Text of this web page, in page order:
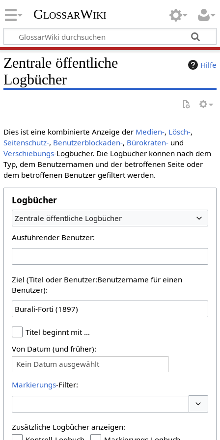
GlossarWiki
Hilfe
Zentrale öffentliche
Logbücher
Dies ist eine kombinierte Anzeige der Medien-, Lösch-,
Seitenschutz-, Benutzerblockaden-, Bürokraten-und
Verschiebungs-Logbücher. Die Logbücher können nach dem
Typ, dem Benutzernamen und der betroffenen Seite oder
dem betroffenen Benutzer gefiltert werden.
Logbücher
Zentrale öffentliche Logbücher
Ausführender Benutzer:
Ziel (Titel oder Benutzer:Benutzername für einen
Benutzer):
Titel beginnt mit …
Von Datum (und früher):
Kein Datum ausgewählt
Markierungs-Filter:
Zusätzliche Logbücher anzeigen: